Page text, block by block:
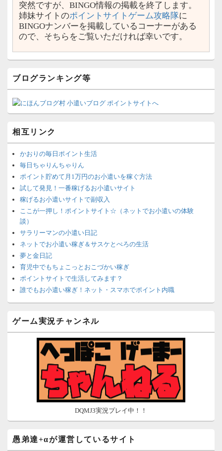
突然ですが、BINGO情報の掲載を終了します。
姉妹サイトのポイントサイトゲーム攻略隊に
BINGOナンバーを掲載しているコーナーがある
ので、そちらをご覧いただければ幸いです。
ブログランキング等
相互リンク
かおりの毎日ポイント生活
毎日ちゃりんちゃりん
ポイント貯めて月1万円のお小遣いを稼ぐ方法
試して発見！一番稼げるお小遣いサイト
稼げるお小遣いサイトで副収入
ここが一押し！ポイントサイト☆（ネットでお小遣いの体験
談）
サラリーマンの小遣い日記
ネットでお小遣い稼ぎ＆サスケとぺろの生活
夢と金日記
育児中でもちょこっとおこづかい稼ぎ
ポイントサイトで生活してみます？
誰でもお小遣い稼ぎ！ネット・スマホでポイント内職
ネットで簡単にお小遣い稼ぎ☆安心・安全・リスクなし☆
ポイントがお金に！？-空いた時間でちょい稼ぎ-
在宅deお小遣い！～小銭だって集めれば諭吉になる～
ネット収入攻略ナビ
ポイントサイトは安全？危険？お小遣い稼ぎサイトの使い方ガ
ゲーム実況チャンネル
DQMJ3実況プレイ中！！
愚弟達+αが運営しているサイト